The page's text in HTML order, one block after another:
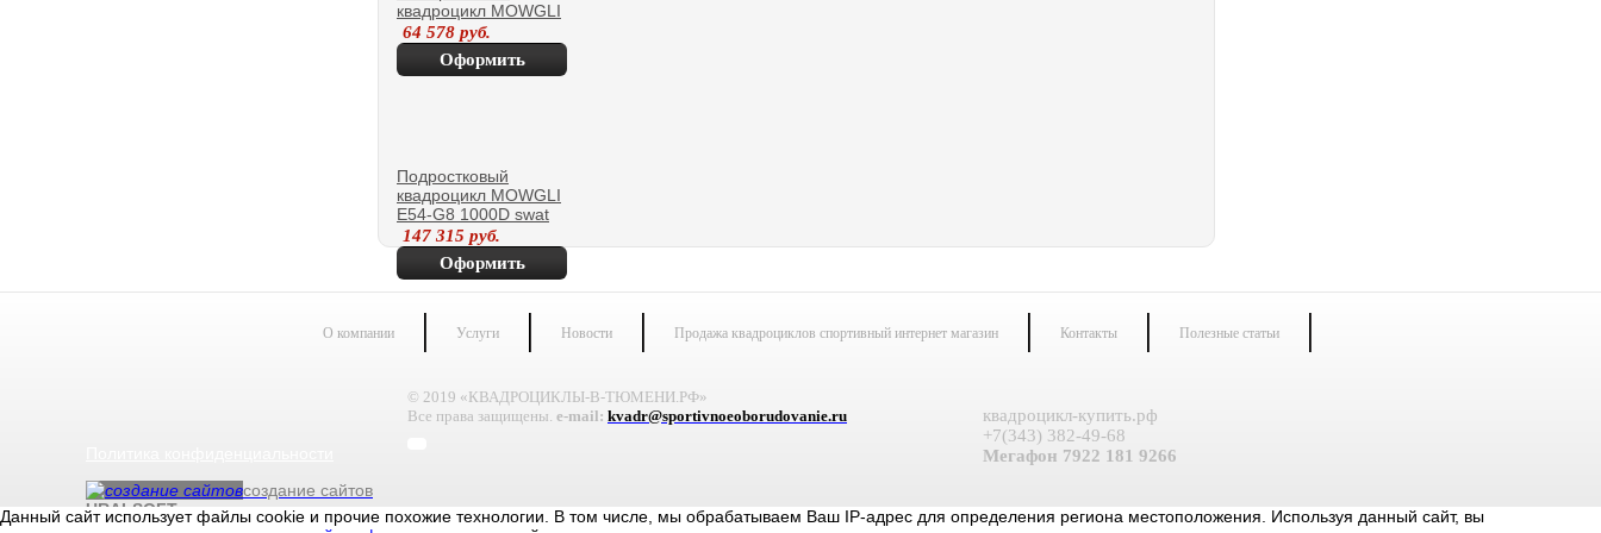
квадроцикл MOWGLI
E-SHARP
64 578 руб.
Оформить
Подростковый
квадроцикл MOWGLI
E54-G8 1000D swat
147 315 руб.
Оформить
покупку
О компании Услуги Новости Продажа квадроциклов спортивный интернет магазин Контакты Полезные статьи
создание сайтов
URALSOFT
квадроцикл-купить.рф
+7(343) 382-49-68
Мегафон 7922 181 9266
© 2019 «КВАДРОЦИКЛЫ-В-ТЮМЕНИ.РФ»
Все права защищены. e-mail: kvadr@sportivnoeoborudovanie.ru
Данный сайт использует файлы cookie и прочие похожие технологии. В том числе, мы обрабатываем Ваш IP-адрес для определения региона местоположения. Используя данный сайт, вы